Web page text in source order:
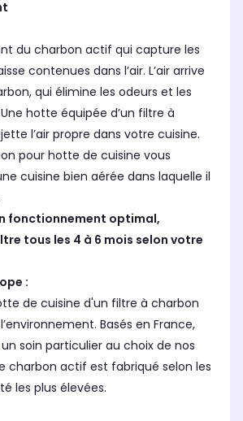
du charbon actif qui capture les
contenues dans l’air. L’air arrive
qui élimine les odeurs et les
hotte équipée d’un filtre à
l’air propre dans votre cuisine.
pour hotte de cuisine vous
cuisine bien aérée dans laquelle il
fonctionnement optimal,
tous les 4 à 6 mois selon votre
:
de cuisine d'un filtre à charbon
Basés en France,
soin particulier au choix de nos
charbon actif est fabriqué selon les
les plus élevées.